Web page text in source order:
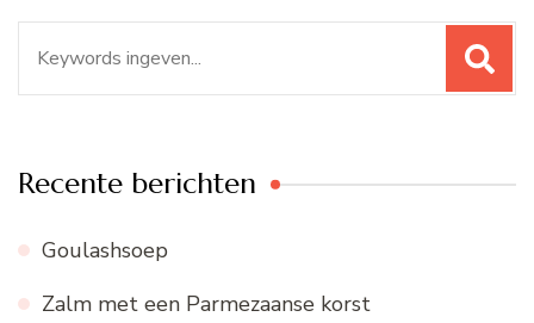
naar:
Recente berichten
Goulashsoep
Zalm met een Parmezaanse korst